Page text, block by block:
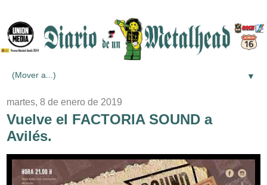
▼
martes, 8 de enero de 2019
Vuelve el FACTORIA SOUND a
Avilés.